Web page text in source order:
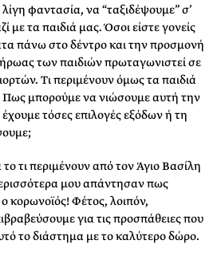
φαντασία, να “ταξιδέψουμε” σ’
με τα παιδιά μας. Όσοι είστε γονείς
πάνω στο δέντρο και την προσμονή
των παιδιών πρωταγωνιστεί σε
Τι περιμένουν όμως τα παιδιά
Πως μπορούμε να νιώσουμε αυτή την
τόσες επιλογές εξόδων ή τη
τι περιμένουν από τον Άγιο Βασίλη
μου απάντησαν πως
κορωνοϊός! Φέτος, λοιπόν,
για τις προσπάθειες που
το διάστημα με το καλύτερο δώρο.